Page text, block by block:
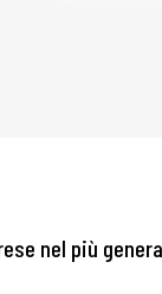
nel più